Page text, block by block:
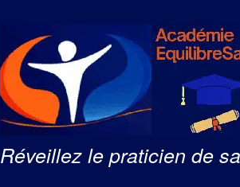
Réveillez le praticien de